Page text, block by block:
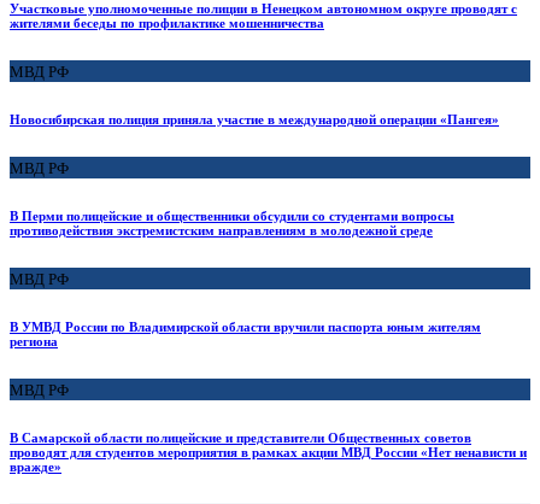
Участковые уполномоченные полиции в Ненецком автономном округе проводят с
жителями беседы по профилактике мошенничества
МВД РФ
Новосибирская полиция приняла участие в международной операции «Пангея»
МВД РФ
В Перми полицейские и общественники обсудили со студентами вопросы
противодействия экстремистским направлениям в молодежной среде
МВД РФ
В УМВД России по Владимирской области вручили паспорта юным жителям
региона
МВД РФ
В Самарской области полицейские и представители Общественных советов
проводят для студентов мероприятия в рамках акции МВД России «Нет ненависти и
вражде»